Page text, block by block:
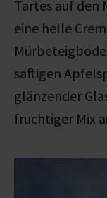
Tartes auf den
eine helle
saftigen
glänzender
fruchtiger Mix